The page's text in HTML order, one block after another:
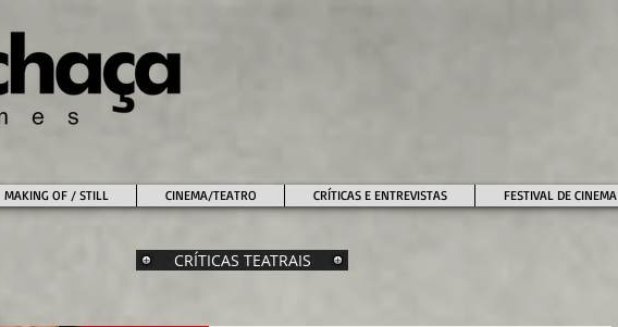
MAKING OF / STILL CINEMA/TEATRO CRÍTICAS E ENTREVISTAS FESTIVAL DE CINEMA
CRÍTICAS TEATRAIS